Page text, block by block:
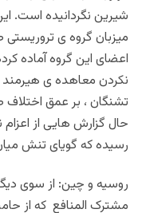
شیرین نگردانیده است.
میزبان گروه ی تروریستی
اعضای این گروه آماده
نکردن معاهده ی
تشنگان ، بر عمق اختلاف
حال گزارش هایی از اعزام
رسیده که گویای تنش
روسیه و چین: از سوی
مشترک المنافع که از